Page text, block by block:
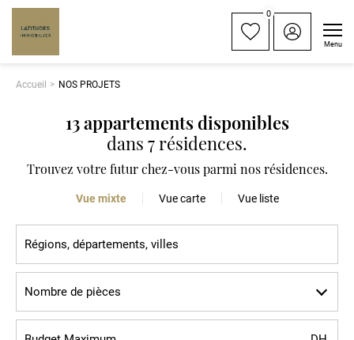
0
Menu
Accueil NOS PROJETS
13 appartements disponibles
dans 7 résidences.
Trouvez votre futur chez-vous parmi nos résidences.
Vue mixte Vue carte Vue liste
Nombre de pièces